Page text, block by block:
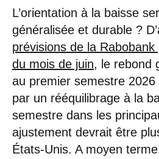
L’orientation à la baisse
généralisée et durable ?
prévisions de la
du mois de juin, le rebond
au premier semestre
par un rééquilibrage à la
semestre dans les
ajustement devrait être
États-Unis. A moyen